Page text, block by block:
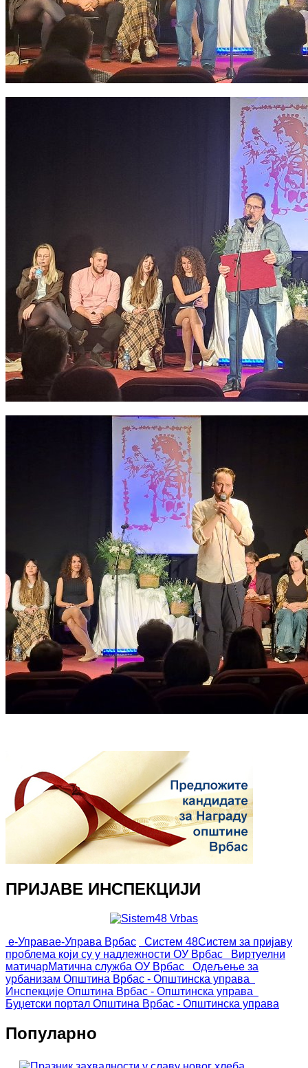
ПРИЈАВЕ ИНСПЕКЦИЈИ
е-Управае-Управа Врбас Систем 48Систем за пријаву
проблема који су у надлежности ОУ Врбас
Виртуелни
матичарМатична служба ОУ Врбас
Одељење за
урбанизам Општина Врбас - Општинска управа
Инспекције Општина Врбас - Општинска управа
Буџетски портал Општина Врбас - Општинска управа
Популарно